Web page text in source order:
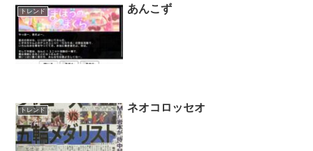
トレンド あんこず
トレンド ネオコロッセオ